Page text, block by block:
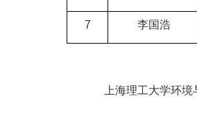
7 李国浩
上海理工大学环境